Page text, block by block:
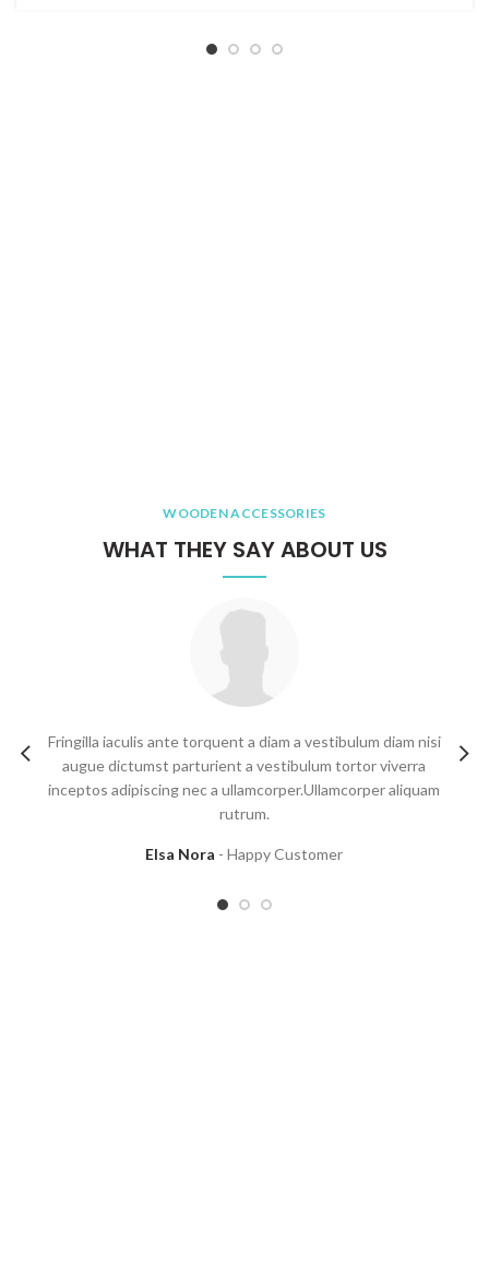
WOODEN ACCESSORIES
WHAT THEY SAY ABOUT US
Fringilla iaculis ante torquent a diam a vestibulum diam nisi
augue dictumst parturient a vestibulum tortor viverra
inceptos adipiscing nec a ullamcorper.Ullamcorper aliquam
rutrum.
Elsa Nora Happy Customer